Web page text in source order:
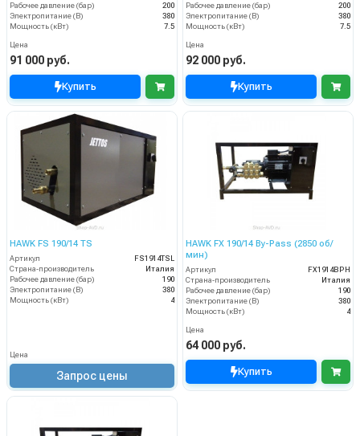
Рабочее давление (бар)
200
Электропитание (В)
380
Мощность (кВт)
7.5
Цена
91 000 руб.
Купить
Рабочее давление (бар)
200
Электропитание (В)
380
Мощность (кВт)
7.5
Цена
92 000 руб.
Купить
HAWK FS 190/14 TS
Артикул
FS1914TSL
Страна-производитель
Италия
Рабочее давление (бар)
190
Электропитание (В)
380
Мощность (кВт)
4
Цена
Запрос цены
HAWK FX 190/14 By-Pass (2850 об/
мин)
Артикул
FX1914BPH
Страна-производитель
Италия
Рабочее давление (бар)
190
Электропитание (В)
380
Мощность (кВт)
4
Цена
64 000 руб.
Купить